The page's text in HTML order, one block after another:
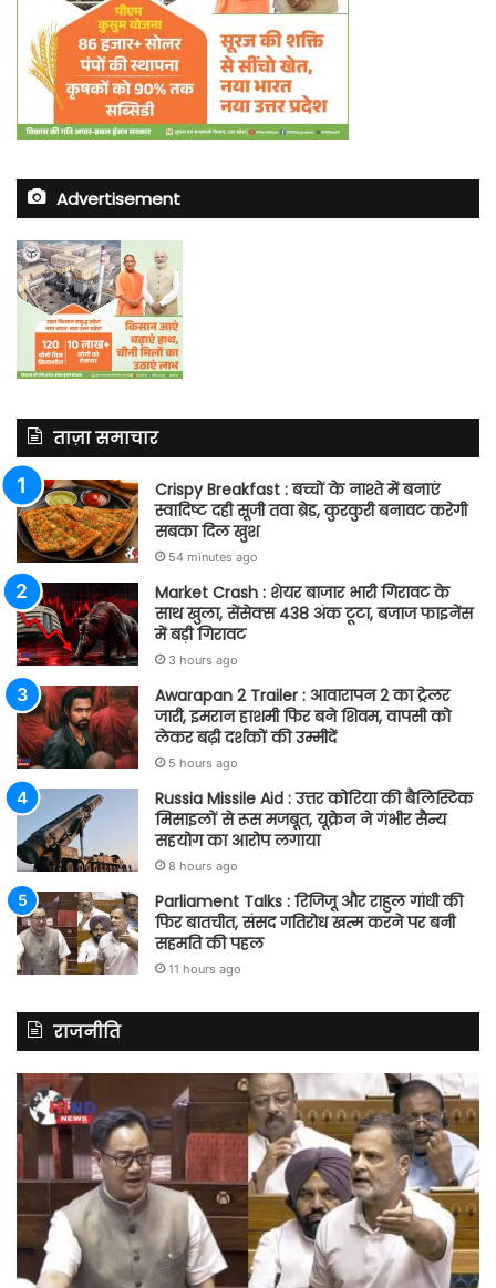
Advertisement
ताज़ा समाचार
Crispy Breakfast : बच्चों के नाश्ते में बनाएं
स्वादिष्ट दही सूजी तवा ब्रेड, कुरकुरी बनावट करेगी
सबका दिल खुश
54 minutes ago
Market Crash : शेयर बाजार भारी गिरावट के
साथ खुला, सेंसेक्स 438 अंक टूटा, बजाज फाइनेंस
में बड़ी गिरावट
3 hours ago
Awarapan 2 Trailer : आवारापन 2 का ट्रेलर
जारी, इमरान हाशमी फिर बने शिवम, वापसी को
लेकर बढ़ी दर्शकों की उम्मीदें
5 hours ago
Russia Missile Aid : उत्तर कोरिया की बैलिस्टिक
मिसाइलों से रूस मजबूत, यूक्रेन ने गंभीर सैन्य
सहयोग का आरोप लगाया
8 hours ago
Parliament Talks : रिजिजू और राहुल गांधी की
फिर बातचीत, संसद गतिरोध खत्म करने पर बनी
सहमति की पहल
11 hours ago
राजनीति